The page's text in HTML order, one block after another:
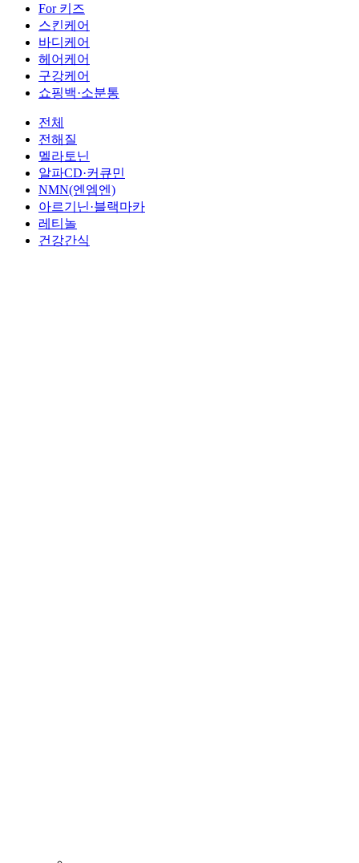
For 키즈
스킨케어
바디케어
헤어케어
구강케어
쇼핑백·소분통
전체
전해질
멜라토닌
알파CD·커큐민
NMN(엔엠엔)
아르기닌·블랙마카
레티놀
건강간식